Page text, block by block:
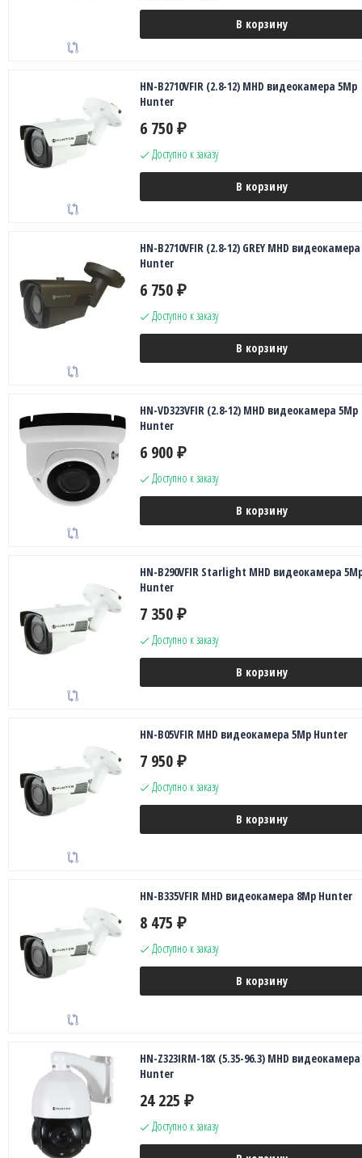
В корзину
HN-B2710VFIR (2.8-12) MHD видеокамера 5Mp
Hunter
6 750 ₽
Доступно к заказу
В корзину
HN-B2710VFIR (2.8-12) GREY MHD
Hunter
6 750 ₽
Доступно к заказу
В корзину
HN-VD323VFIR (2.8-12) MHD видеокамера 5Mp
Hunter
6 900 ₽
Доступно к заказу
В корзину
HN-B290VFIR Starlight MHD видеокамера
Hunter
7 350 ₽
Доступно к заказу
В корзину
HN-B05VFIR MHD видеокамера 5Mp Hunter
7 950 ₽
Доступно к заказу
В корзину
HN-B335VFIR MHD видеокамера 8Mp Hunter
8 475 ₽
Доступно к заказу
В корзину
HN-Z323IRM-18X (5.35-96.3) MHD
Hunter
24 225 ₽
Доступно к заказу